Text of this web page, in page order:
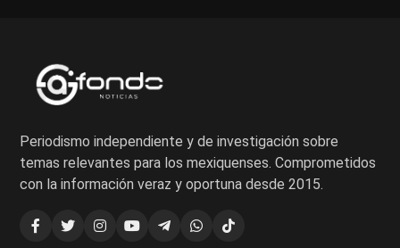
Periodismo independiente y de investigación sobre
temas relevantes para los mexiquenses. Comprometidos
con la información veraz y oportuna desde 2015.